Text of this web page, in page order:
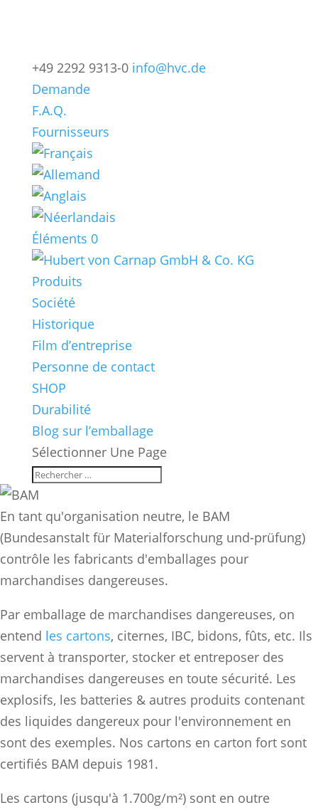
+49 2292 9313-0 info@hvc.de
Demande
F.A.Q.
Fournisseurs
Éléments 0
Produits
Société
Historique
Film d’entreprise
Personne de contact
SHOP
Durabilité
Blog sur l’emballage
Sélectionner Une Page
En tant qu'organisation neutre, le BAM
(Bundesanstalt für Materialforschung und-prüfung)
contrôle les fabricants d'emballages pour
marchandises dangereuses.
Par emballage de marchandises dangereuses, on
entend les cartons, citernes, IBC, bidons, fûts, etc. Ils
servent à transporter, stocker et entreposer des
marchandises dangereuses en toute sécurité. Les
explosifs, les batteries & autres produits contenant
des liquides dangereux pour l'environnement en
sont des exemples. Nos cartons en carton fort sont
certifiés BAM depuis 1981.
Les cartons (jusqu'à 1.700g/m²) sont en outre